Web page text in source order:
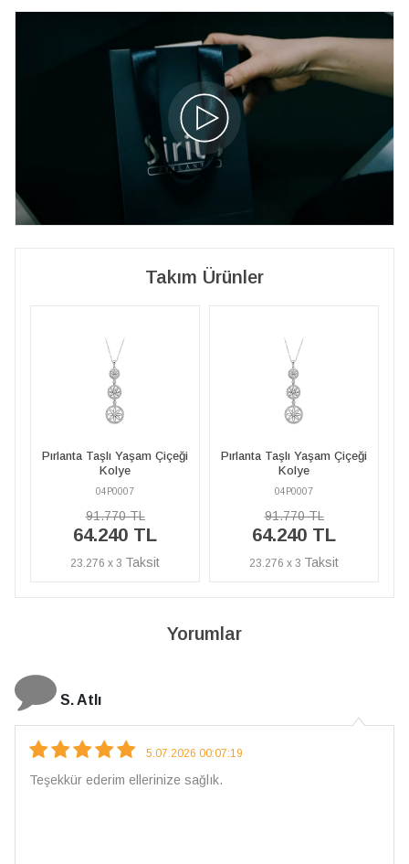
Takım Ürünler
Pırlanta Taşlı Yaşam Çiçeği
Kolye
04P0007
91.770 TL
64.240 TL
23.276 x 3
Pırlanta Taşlı Yaşam Çiçeği
Kolye
04P0007
91.770 TL
64.240 TL
23.276 x 3
Yorumlar
4.08.2026 16:27:03
Çarpıcı ve olağanüstü bir işçilikle hazırlanmış bir